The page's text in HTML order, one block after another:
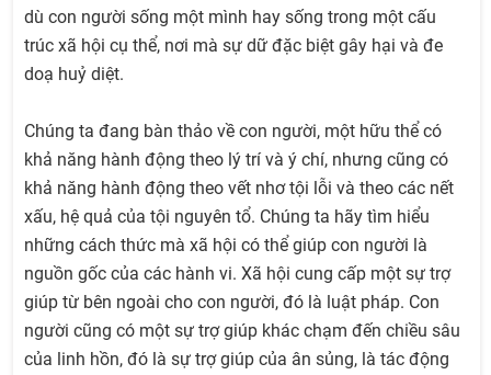
dù con người sống một mình hay sống trong một cấu
trúc xã hội cụ thể, nơi mà sự dữ đặc biệt gây hại và đe
doạ huỷ diệt.
Chúng ta đang bàn thảo về con người, một hữu thể có
khả năng hành động theo lý trí và ý chí, nhưng cũng có
khả năng hành động theo vết nhơ tội lỗi và theo các nết
xấu, hệ quả của tội nguyên tổ. Chúng ta hãy tìm hiểu
những cách thức mà xã hội có thể giúp con người là
nguồn gốc của các hành vi. Xã hội cung cấp một sự trợ
giúp từ bên ngoài cho con người, đó là luật pháp. Con
người cũng có một sự trợ giúp khác chạm đến chiều sâu
của linh hồn, đó là sự trợ giúp của ân sủng, là tác động